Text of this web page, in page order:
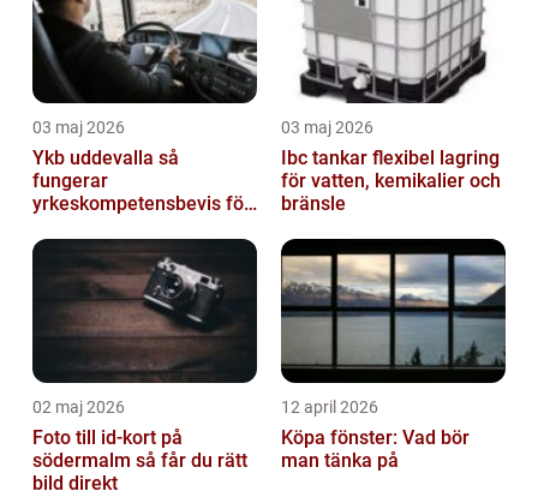
03 maj 2026
Ykb uddevalla så
fungerar
yrkeskompetensbevis för
03 maj 2026
Ibc tankar flexibel lagring
för vatten, kemikalier och
bränsle
02 maj 2026
Foto till id-kort på
södermalm så får du rätt
bild direkt
12 april 2026
Köpa fönster: Vad bör
man tänka på